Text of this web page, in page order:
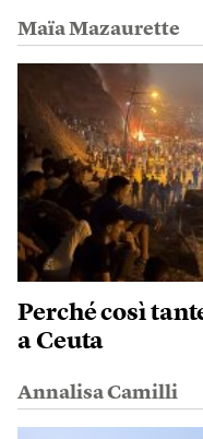
Maïa Mazaurette
Perché così
a Ceuta
Annalisa Camilli